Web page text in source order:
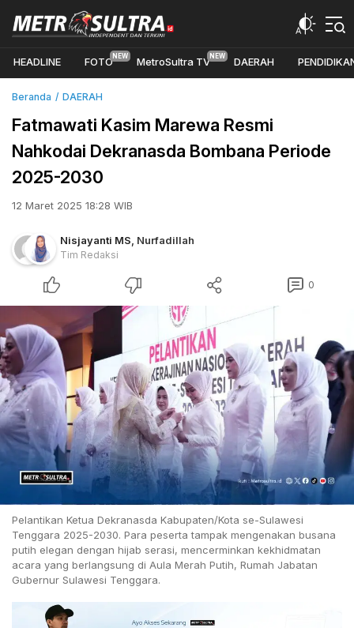
HEADLINE FOTO MetroSultra TV DAERAH
Beranda DAERAH
Fatmawati Kasim Marewa Resmi
Nahkodai Dekranasda Bombana Periode
2025-2030
12 Maret 2025 18:28 WIB
Nisjayanti MS Nurfadillah
Tim Redaksi
0
Pelantikan Ketua Dekranasda Kabupaten/Kota se-Sulawesi
Tenggara 2025-2030. Para peserta tampak mengenakan busana
putih elegan dengan hijab serasi, mencerminkan kekhidmatan
acara yang berlangsung di Aula Merah Putih, Rumah Jabatan
Gubernur Sulawesi Tenggara.